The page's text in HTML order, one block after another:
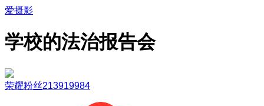
爱摄影
学校的法治报告会
荣耀粉丝213919984